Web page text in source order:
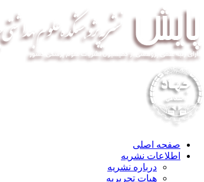
صفحه اصلی
اطلاعات نشریه
درباره نشریه
هیات تحریریه